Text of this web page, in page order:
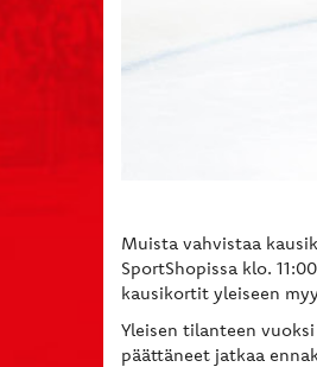
Muista vahvistaa
SportShopissa klo.
kausikortit yleiseen
Yleisen tilanteen
päättäneet jatkaa